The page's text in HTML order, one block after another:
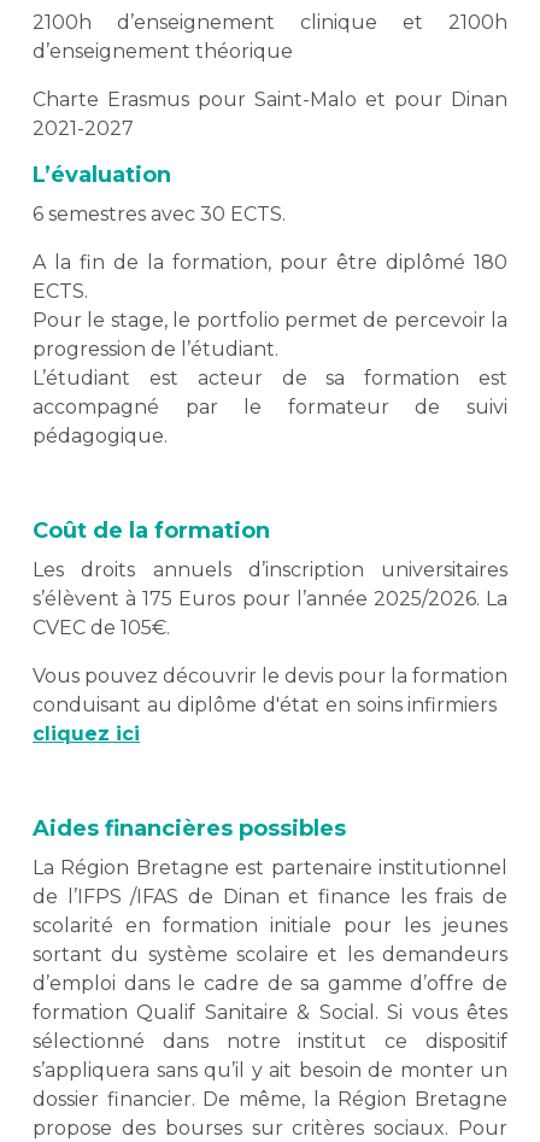
2100h d’enseignement clinique et 2100h
d’enseignement théorique
Charte Erasmus pour Saint-Malo et pour Dinan
2021-2027
L’évaluation
6 semestres avec 30 ECTS.
A la fin de la formation, pour être diplômé 180
ECTS.
Pour le stage, le portfolio permet de percevoir la
progression de l’étudiant.
L’étudiant est acteur de sa formation est
accompagné par le formateur de suivi
pédagogique.
Coût de la formation
Les droits annuels d’inscription universitaires
s’élèvent à 175 Euros pour l’année 2025/2026. La
CVEC de 105€.
Vous pouvez découvrir le devis pour la formation
conduisant au diplôme d'état en soins infirmiers
cliquez ici
Aides financières possibles
La Région Bretagne est partenaire institutionnel
de l’IFPS /IFAS de Dinan et finance les frais de
scolarité en formation initiale pour les jeunes
sortant du système scolaire et les demandeurs
d’emploi dans le cadre de sa gamme d’offre de
formation Qualif Sanitaire & Social. Si vous êtes
sélectionné dans notre institut ce dispositif
s’appliquera sans qu’il y ait besoin de monter un
dossier financier. De même, la Région Bretagne
propose des bourses sur critères sociaux. Pour